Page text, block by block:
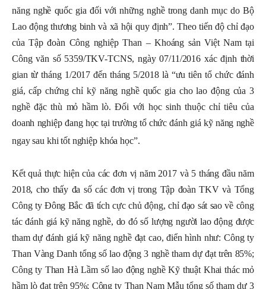
năng nghề quốc gia đối với những nghề trong danh mục do Bộ
Lao động thương binh và xã hội quy định”. Theo tiến độ chỉ đạo
của Tập đoàn Công nghiệp Than – Khoáng sản Việt Nam tại
Công văn số 5359/TKV-TCNS, ngày 07/11/2016 xác định thời
gian từ tháng 1/2017 đến tháng 5/2018 là “ưu tiên tổ chức đánh
giá, cấp chứng chỉ kỹ năng nghề quốc gia cho lao động của 3
nghề đặc thù mỏ hầm lò. Đối với học sinh thuộc chỉ tiêu của
doanh nghiệp đang học tại trường tổ chức đánh giá kỹ năng nghề
ngay sau khi tốt nghiệp khóa học”.
Kết quả thực hiện của các đơn vị năm 2017 và 5 tháng đầu năm
2018, cho thấy đa số các đơn vị trong Tập đoànTKV và Tổng
Công ty Đông Bắc đã tích cực chủ động, chỉ đạo sát sao về công
tác đánh giá kỹ năng nghề, do đó số lượng người lao động được
tham dự đánh giá kỹ năng nghề đạt cao, điển hình như: Công ty
Than Vàng Danh tổng số lao động 3 nghề tham dự đạt trên 85%;
Công ty Than Hà Lầm số lao động nghề Kỹ thuật Khai thác mỏ
hầm lò đạt trên 95%; Công ty Than Nam Mẫu tổng số tham dự 3